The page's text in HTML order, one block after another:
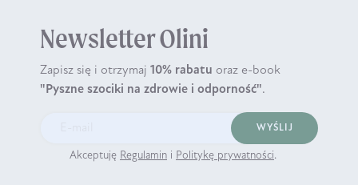
Newsletter Olini
Zapisz się i otrzymaj 10% rabatu oraz e-book
"Pyszne szociki na zdrowie i odporność".
WYŚLIJ
Akceptuję Regulamin i Politykę prywatności.